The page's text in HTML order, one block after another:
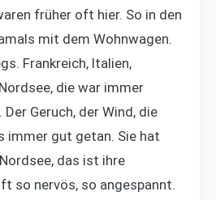
früher oft hier. So in den
mit dem Wohnwagen.
Frankreich, Italien,
die war immer
Geruch, der Wind, die
immer gut getan. Sie hat
das ist ihre
so nervös, so angespannt.